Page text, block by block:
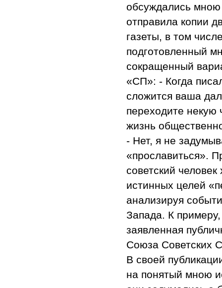
обсуждались
отправила копии
газеты, в том
подготовленный
сокращенный
«СП»: - Когда
сложится ваша
переходите некую
жизнь
- Нет, я не
«прославиться».
советский
истинных целей
анализируя
Запада. К
заявленная
Союза Советских
В своей
на понятый мною